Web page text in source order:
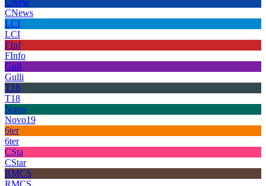
CNew
CNews
LCI
LCI
FInf
FInfo
Gull
Gulli
T18
T18
Novo
Novo19
6ter
6ter
CSta
CStar
RMCS